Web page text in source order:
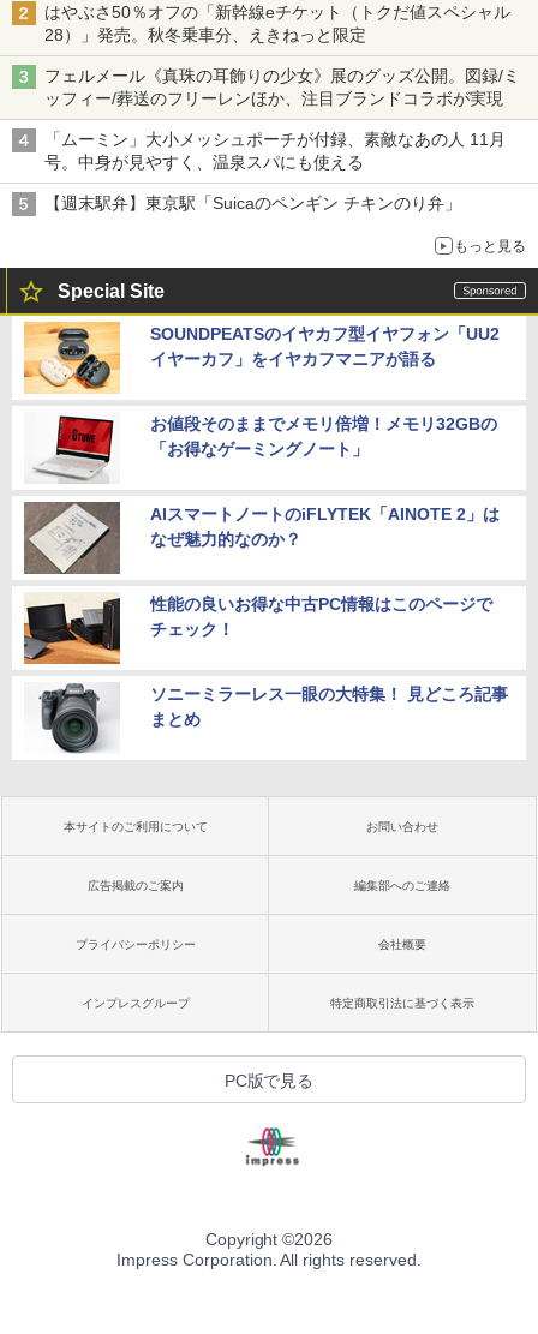
はやぶさ50％オフの「新幹線eチケット（トクだ値スペシャル
28）」発売。秋冬乗車分、えきねっと限定
フェルメール《真珠の耳飾りの少女》展のグッズ公開。図録/ミ
ッフィー/葬送のフリーレンほか、注目ブランドコラボが実現
「ムーミン」大小メッシュポーチが付録、素敵なあの人 11月
号。中身が見やすく、温泉スパにも使える
【週末駅弁】東京駅「Suicaのペンギン チキンのり弁」
もっと見る
Special Site
SOUNDPEATSのイヤカフ型イヤフォン「UU2
イヤーカフ」をイヤカフマニアが語る
お値段そのままでメモリ倍増！メモリ32GBの
「お得なゲーミングノート」
AIスマートノートのiFLYTEK「AINOTE 2」は
なぜ魅力的なのか？
性能の良いお得な中古PC情報はこのページで
チェック！
ソニーミラーレス一眼の大特集！ 見どころ記事
まとめ
本サイトのご利用について お問い合わせ
広告掲載のご案内 編集部へのご連絡
プライバシーポリシー 会社概要
インプレスグループ 特定商取引法に基づく表示
PC版で見る
Copyright ©2026
Impress Corporation. All rights reserved.